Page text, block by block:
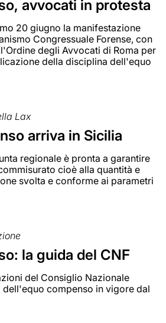
avvocati in protesta
20 giugno la manifestazione
Congressuale Forense, con
degli Avvocati di Roma per
della disciplina dell'equo
Lax
arriva in Sicilia
regionale è pronta a garantire
cioè alla quantità e
svolta e conforme ai parametri
la guida del CNF
del Consiglio Nazionale
dell'equo compenso in vigore dal